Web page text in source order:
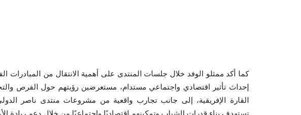
كما أكد ممثلو الوفد خلال جلسات المنتدى على أهمية الانتقال من المبادرات
إحداث تأثير اقتصادي واجتماعي مستدام، مستعرضين رؤيتهم حول الفرص
القارة الإفريقية، إلى جانب تجارب واقعية من مشروعات منتدى ناصر
تستهدف بناء قدرات الشباب وتمكينهم اقتصاديًا واجتماعيًا من خلال دعم ريادة